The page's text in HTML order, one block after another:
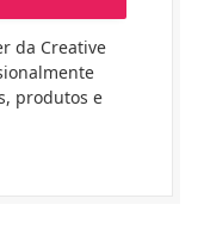
da Creative
produtos e